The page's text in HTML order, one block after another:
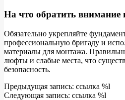
На что обратить внимание
Обязательно укрепляйте
профессиональную бригаду и
материалы для монтажа.
люфты и слабые места, что
безопасность.
2026-
05-
Предыдущая запись: ссылка %l
Следующая запись: ссылка %l